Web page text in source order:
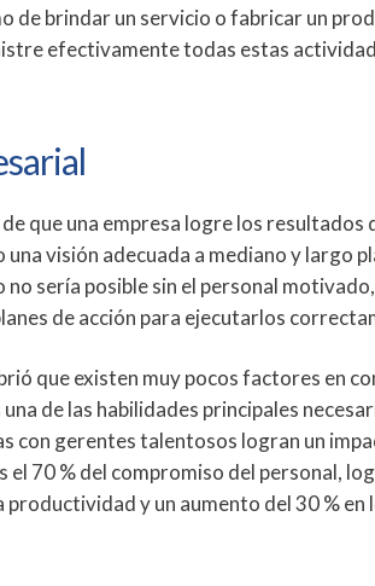
de brindar un servicio o fabricar un
efectivamente todas estas
que una empresa logre los resultados
visión adecuada a mediano y largo
no sería posible sin el personal
de acción para ejecutarlos
que existen muy pocos factores en
de las habilidades principales
con gerentes talentosos logran un
70 % del compromiso del personal,
y un aumento del 30 %